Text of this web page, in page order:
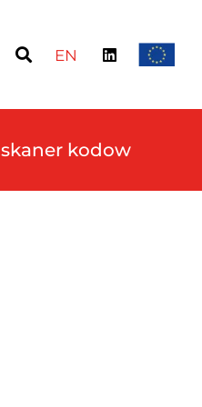
EN
skaner kodow